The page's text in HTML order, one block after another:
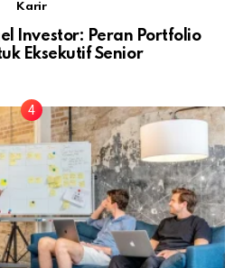
Karir
Investor: Peran Portfolio
Eksekutif Senior